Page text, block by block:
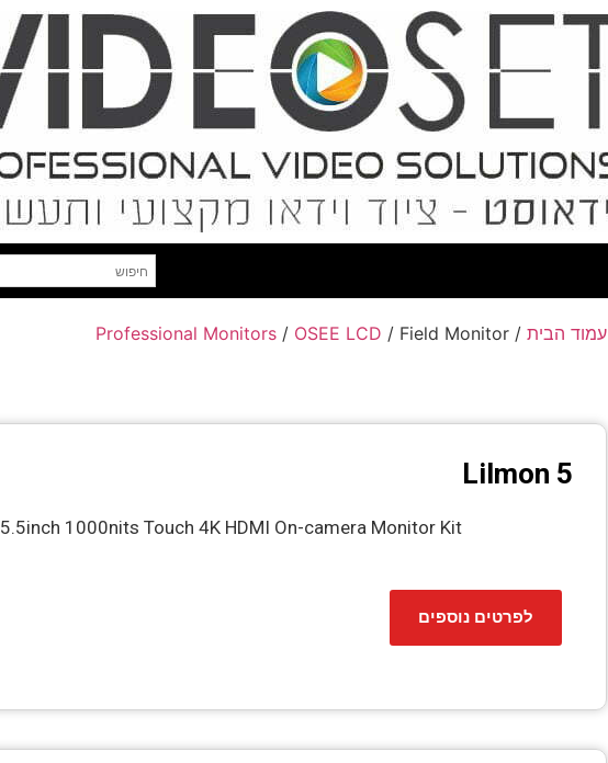
עמוד הבית /
Professional Monitors / OSEE LCD / Field Monitor
Lilmon 5
5.5inch 1000nits Touch 4K HDMI On-camera Monitor Kit
לפרטים נוספים